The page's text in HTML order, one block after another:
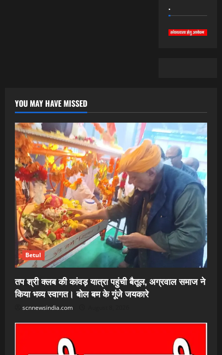
.
YOU MAY HAVE MISSED
Betul
तप श्री क्लब की कांवड़ यात्रा पहुंची बैतूल, अग्रवाल समाज ने
किया भव्य स्वागत। बोल बम के गूंजे जयकारे
scnnewsindia.com